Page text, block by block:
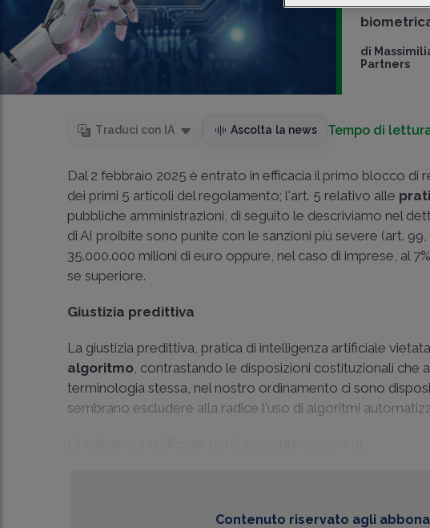
di
Partners
Traduci con IA Ascolta la news Tempo di
Dal 2 febbraio 2025 è entrato in efficacia il primo blocco di
dei primi 5 articoli del regolamento; l'art. 5 relativo alle
pubbliche amministrazioni, di seguito le descriviamo nel
di AI proibite sono punite con le sanzioni più severe (art.
35.000.000 milioni di euro oppure, nel caso di imprese, al
se superiore.
Giustizia predittiva
La giustizia predittiva, pratica di intelligenza artificiale
algoritmo, contrastando le disposizioni costituzionali che
terminologia stessa, nel nostro ordinamento ci sono
sembrano escludere alla radice l'uso di algoritmi
Contenuto riservato agli